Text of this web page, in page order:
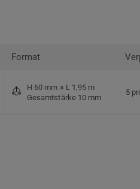
Format
H 60 mm × L 1,95 m
Gesamtstärke 10 mm
5